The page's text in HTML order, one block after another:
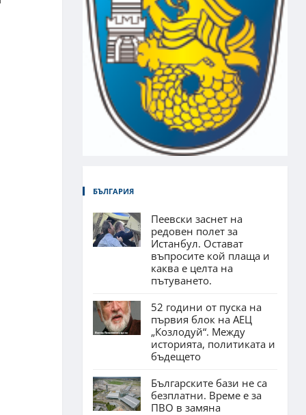
БЪЛГАРИЯ
Пеевски заснет на
редовен полет за
Истанбул. Остават
въпросите кой плаща и
каква е целта на
пътуването.
52 години от пуска на
първия блок на АЕЦ
„Козлодуй“. Между
историята, политиката и
бъдещето
Българските бази не са
безплатни. Време е за
ПВО в замяна